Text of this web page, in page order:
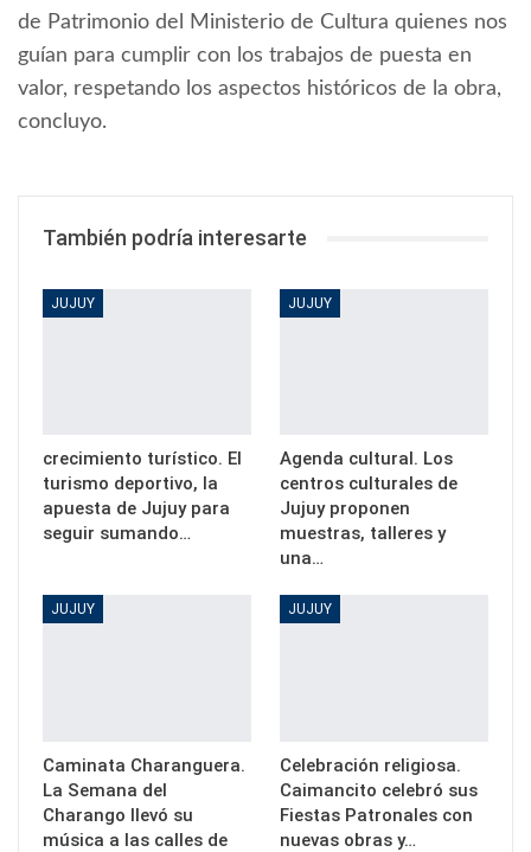
de Patrimonio del Ministerio de Cultura quienes nos
guían para cumplir con los trabajos de puesta en
valor, respetando los aspectos históricos de la obra,
concluyo.
También podría interesarte
JUJUY
crecimiento turístico. El
turismo deportivo, la
apuesta de Jujuy para
seguir sumando…
JUJUY
Agenda cultural. Los
centros culturales de
Jujuy proponen
muestras, talleres y
una…
JUJUY
Caminata Charanguera.
La Semana del
Charango llevó su
música a las calles de
JUJUY
Celebración religiosa.
Caimancito celebró sus
Fiestas Patronales con
nuevas obras y…